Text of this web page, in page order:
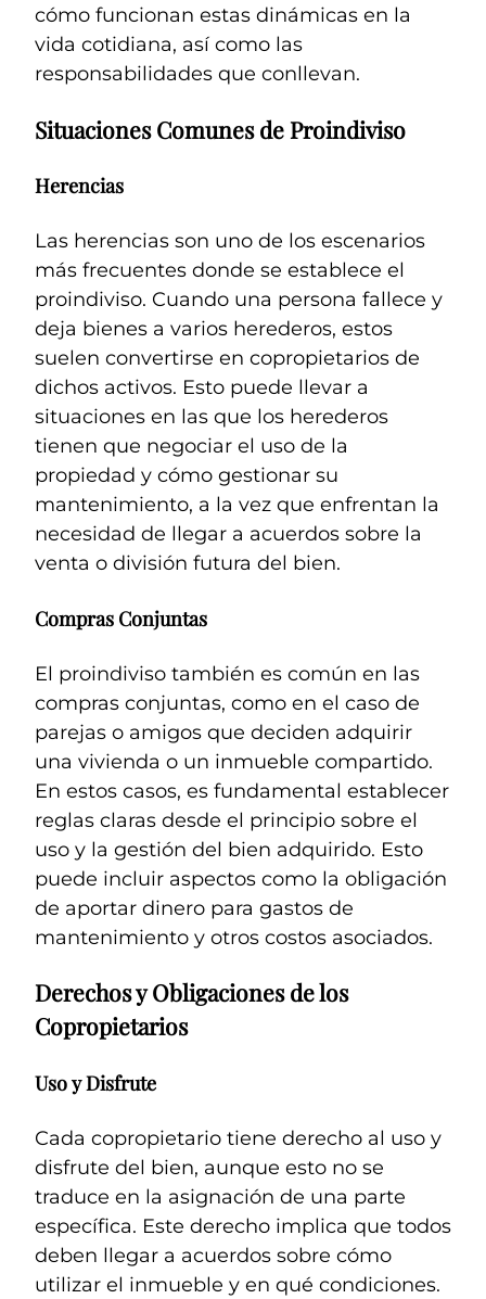
cómo funcionan estas dinámicas en la
vida cotidiana, así como las
responsabilidades que conllevan.
Situaciones Comunes de Proindiviso
Herencias
Las herencias son uno de los escenarios
más frecuentes donde se establece el
proindiviso. Cuando una persona fallece y
deja bienes a varios herederos, estos
suelen convertirse en copropietarios de
dichos activos. Esto puede llevar a
situaciones en las que los herederos
tienen que negociar el uso de la
propiedad y cómo gestionar su
mantenimiento, a la vez que enfrentan la
necesidad de llegar a acuerdos sobre la
venta o división futura del bien.
Compras Conjuntas
El proindiviso también es común en las
compras conjuntas, como en el caso de
parejas o amigos que deciden adquirir
una vivienda o un inmueble compartido.
En estos casos, es fundamental establecer
reglas claras desde el principio sobre el
uso y la gestión del bien adquirido. Esto
puede incluir aspectos como la obligación
de aportar dinero para gastos de
mantenimiento y otros costos asociados.
Derechos y Obligaciones de los
Copropietarios
Uso y Disfrute
Cada copropietario tiene derecho al uso y
disfrute del bien, aunque esto no se
traduce en la asignación de una parte
específica. Este derecho implica que todos
deben llegar a acuerdos sobre cómo
utilizar el inmueble y en qué condiciones.